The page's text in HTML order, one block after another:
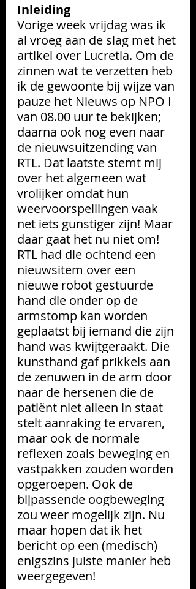
Inleiding
Vorige week vrijdag was ik
al vroeg aan de slag met het
artikel over Lucretia. Om de
zinnen wat te verzetten heb
ik de gewoonte bij wijze van
pauze het Nieuws op NPO I
van 08.00 uur te bekijken;
daarna ook nog even naar
de nieuwsuitzending van
RTL. Dat laatste stemt mij
over het algemeen wat
vrolijker omdat hun
weervoorspellingen vaak
net iets gunstiger zijn! Maar
daar gaat het nu niet om!
RTL had die ochtend een
nieuwsitem over een
nieuwe robot gestuurde
hand die onder op de
armstomp kan worden
geplaatst bij iemand die zijn
hand was kwijtgeraakt. Die
kunsthand gaf prikkels aan
de zenuwen in de arm door
naar de hersenen die de
patiënt niet alleen in staat
stelt aanraking te ervaren,
maar ook de normale
reflexen zoals beweging en
vastpakken zouden worden
opgeroepen. Ook de
bijpassende oogbeweging
zou weer mogelijk zijn. Nu
maar hopen dat ik het
bericht op een (medisch)
enigszins juiste manier heb
weergegeven!